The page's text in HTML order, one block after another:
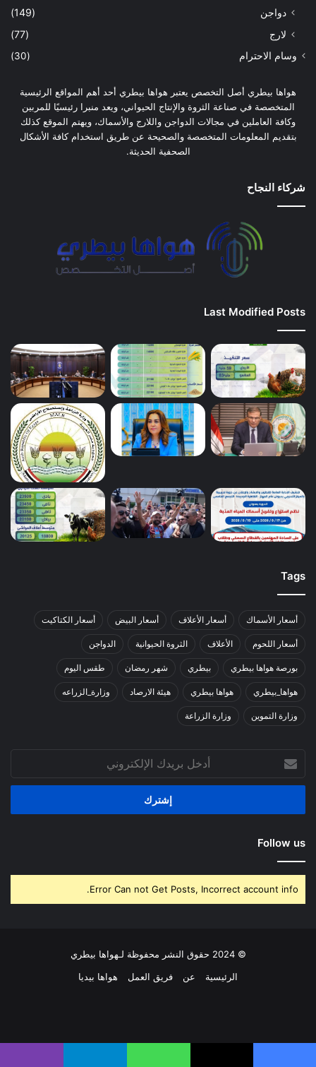
دواجن
(149)
لارج
(77)
وسام الاحترام (30)
هواها بيطري أصل التخصص يعتبر هواها بيطري أحد أهم المواقع الرئيسية
المتخصصة في صناعة الثروة والإنتاج الحيواني، ويعد منبرا رئيسيًا للمربين
وكافة العاملين في مجالات الدواجن واللارج والأسماك، ويهتم الموقع كذلك
بتقديم المعلومات المتخصصة والصحيحة عن طريق استخدام كافة الأشكال
الصحفية الحديثة.
شركاء النجاح
Last Modified Posts
Tags
أسعار الأسماك أسعار الأعلاف أسعار البيض أسعار الكتاكيت
أسعار اللحوم الأعلاف الثروة الحيوانية الدواجن
بورصة هواها بيطري بيطري شهر رمضان طقس اليوم
هواها_بيطري هواها بيطري هيئة الارصاد وزارة_الزراعه
وزارة التموين وزارة الزراعة
بريدك
الإلكتروني
Follow us
Error Can not Get Posts, Incorrect account info.
© 2024 حقوق النشر محفوظة لـهواها بيطري
الرئيسية
عن فريق العمل هواها بيديا